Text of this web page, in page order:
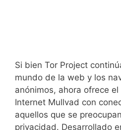
Si bien Tor Project
mundo de la web y los
anónimos, ahora ofrece
Internet Mullvad con
aquellos que se
privacidad. Desarrollado